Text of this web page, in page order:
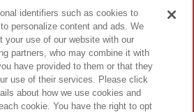
ン
ステナビリティ サイトポリシー
identifiers such as cookies to
personalize content and ads. We
your use of our website with our
partners, who may combine it with
have provided to them or that they
use of their services. Please click
about how we use cookies and
cookie. You have the right to opt